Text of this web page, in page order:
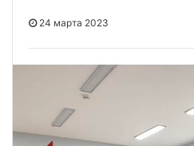
24 марта 2023